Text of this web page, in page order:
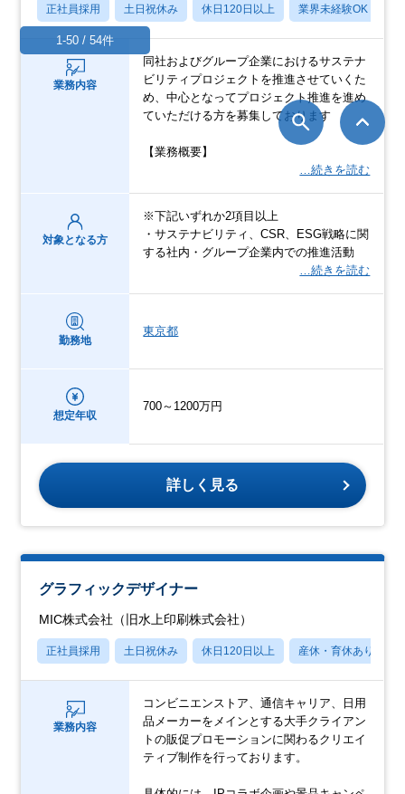
正社員採用 土日祝休み 休日120日以上 業界未経験OK
業務内容
同社およびグループ企業におけるサステナ
ビリティプロジェクトを推進させていくた
め、中心となってプロジェクト推進を進め
ていただける方を募集しております
【業務概要】
…続きを読む
対象となる方
※下記いずれか2項目以上
・サステナビリティ、CSR、ESG戦略に関
する社内・グループ企業内での推進活動
…続きを読む
勤務地
東京都
想定年収
700～1200万円
詳しく見る
グラフィックデザイナー
MIC株式会社（旧水上印刷株式会社）
正社員採用 土日祝休み 休日120日以上 産休・育休あり
業務内容
コンビニエンストア、通信キャリア、⽇⽤
品メーカーをメインとする⼤⼿クライアン
トの販促プロモーションに関わるクリエイ
ティブ制作を⾏っております。
1-50 / 54件